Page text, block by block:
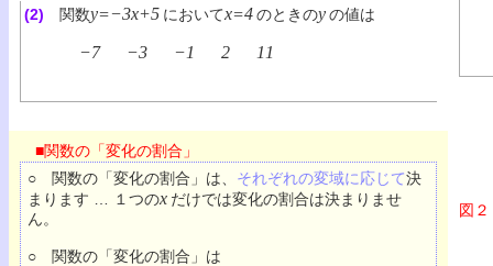
(2) 関数y=−3x+5 においてx=4のときのyの値は
−7 −3 −1 2 11
■関数の「変化の割合」
○ 関数の「変化の割合」は、 それぞれの変域に応じて決
まります … １つのx だけでは変化の割合は決まりませ
ん。
○ 関数の「変化の割合」は
図２